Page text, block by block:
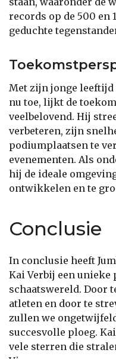
records op de 500 en
geduchte
Met zijn jonge
nu toe, lijkt de
veelbelovend. Hij
verbeteren, zijn
podiumplaatsen te
evenementen. Als
hij de ideale
ontwikkelen en te
Conclusie
In conclusie heeft
Kai Verbij een
schaatswereld. Door
atleten en door te
zullen we
succesvolle ploeg.
vele sterren die